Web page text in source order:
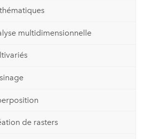
multidimensionnelle
de rasters